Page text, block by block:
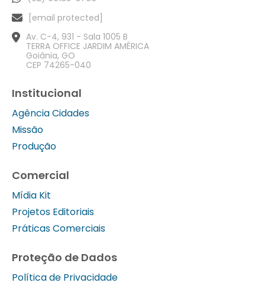
[email protected]
Av. C-4, 931 - Sala 1005 B
TERRA OFFICE JARDIM AMÉRICA
Goiânia, GO
CEP 74265-040
Institucional
Agência Cidades
Missão
Produção
Comercial
Mídia Kit
Projetos Editoriais
Práticas Comerciais
Proteção de Dados
Política de Privacidade